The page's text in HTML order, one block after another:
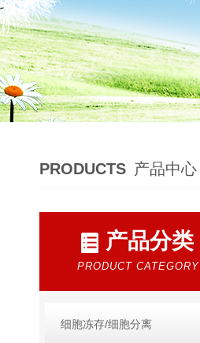
PRODUCTS 产品中心
产品分类
PRODUCT CATEGORY
细胞冻存/细胞分离